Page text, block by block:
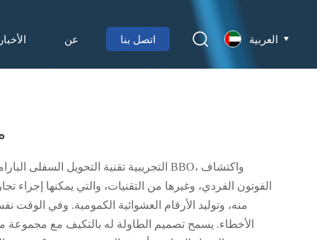
عن اتصل بنا العربية
الفوتون الفردي، وغيرها من التقنيات، والتي يمكنها
منه، وتوليد الأرقام العشوائية الكمومية. وفي الوقت
الأخطاء. يسمح تصميم الطاولة له بالتكيف مع مجموعة